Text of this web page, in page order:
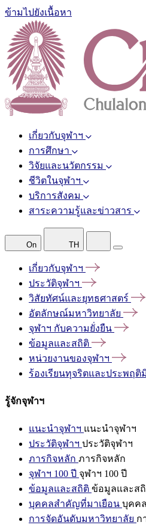
ข้ามไปยังเนื้อหา
เกี่ยวกับจุฬาฯ
การศึกษา
วิจัยและนวัตกรรม
ชีวิตในจุฬาฯ
บริการสังคม
สาระความรู้และข่าวสาร
On TH
เกี่ยวกับจุฬาฯ
ประวัติจุฬาฯ
วิสัยทัศน์และยุทธศาสตร์
อัตลักษณ์มหาวิทยาลัย
จุฬาฯ กับความยั่งยืน
ข้อมูลและสถิติ
หน่วยงานของจุฬาฯ
ร้องเรียนทุจริตและประพฤติ
รู้จักจุฬาฯ
แนะนำจุฬาฯ แนะนำจุฬาฯ
ประวัติจุฬาฯ ประวัติจุฬาฯ
ภารกิจหลัก ภารกิจหลัก
จุฬาฯ 100 ปี จุฬาฯ 100 ปี
ข้อมูลและสถิติ ข้อมูลและส
บุคคลสำคัญที่มาเยือน บุคค
การจัดอันดับมหาวิทยาลัย ก